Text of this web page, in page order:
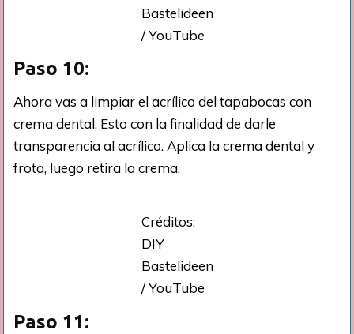
Bastelideen
/ YouTube
Paso 10:
Ahora vas a limpiar el acrílico del tapabocas con
crema dental. Esto con la finalidad de darle
transparencia al acrílico. Aplica la crema dental y
frota, luego retira la crema.
Créditos:
DIY
Bastelideen
/ YouTube
Paso 11: